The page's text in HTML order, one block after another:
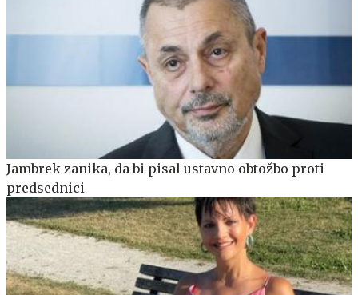
Jambrek zanika, da bi pisal ustavno obtožbo proti
predsednici